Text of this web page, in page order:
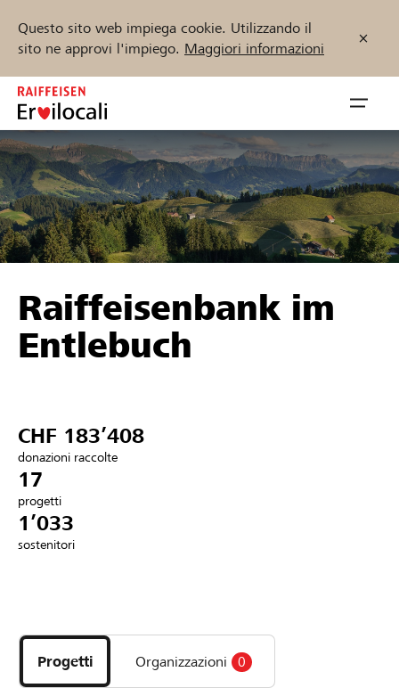
Questo sito web impiega cookie. Utilizzando il
sito ne approvi l'impiego. Maggiori informazioni
Zum
Inhalt
springen
öffnen
Sostenere
Aiuto & supporto
Collegarsi
Trova progetti e organizzazioni
Inizia ora
DE FR IT
Raiffeisenbank im
Entlebuch
CHF 183’408
donazioni raccolte
17
progetti
1’033
sostenitori
i
progetti
e
Progetti Organizzazioni 0